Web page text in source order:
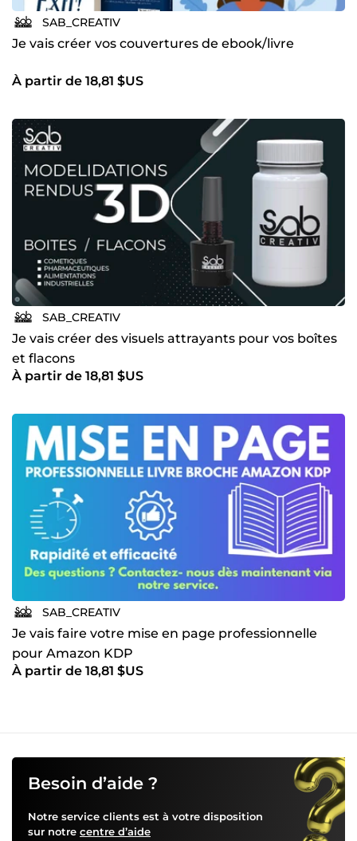
SAB_CREATIV
Je vais créer vos couvertures de ebook/livre
À partir de 18,81 $US
SAB_CREATIV
Je vais créer des visuels attrayants pour vos boîtes
et flacons
À partir de 18,81 $US
SAB_CREATIV
Je vais faire votre mise en page professionnelle
pour Amazon KDP
À partir de 18,81 $US
Besoin d’aide ?
Notre service clients est à votre disposition
sur notre centre d’aide